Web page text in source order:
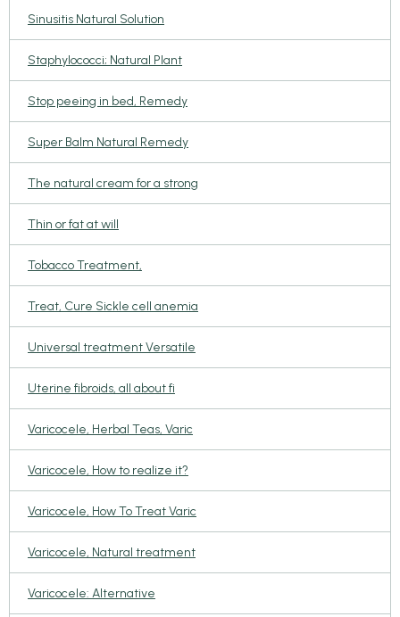
Sinusitis Natural Solution
Staphylococci; Natural Plant
Stop peeing in bed, Remedy
Super Balm Natural Remedy
The natural cream for a strong
Thin or fat at will
Tobacco Treatment,
Treat, Cure Sickle cell anemia
Universal treatment Versatile
Uterine fibroids, all about fi
Varicocele, Herbal Teas, Varic
Varicocele, How to realize it?
Varicocele, How To Treat Varic
Varicocele, Natural treatment
Varicocele: Alternative